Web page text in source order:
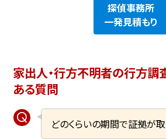
探偵事務所
一発見積もり
家出人・行方不明者の行方調
ある質問
どのくらいの期間で証拠が